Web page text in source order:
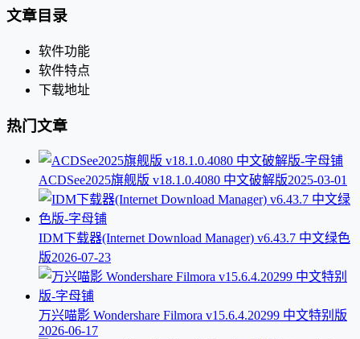
文章目录
软件功能
软件特点
下载地址
热门文章
ACDSee2025旗舰版 v18.1.0.4080 中文破解版2025-03-01
IDM下载器(Internet Download Manager) v6.43.7 中文绿色
版2026-07-23
万兴喵影 Wondershare Filmora v15.6.4.20299 中文特别版
2026-06-17